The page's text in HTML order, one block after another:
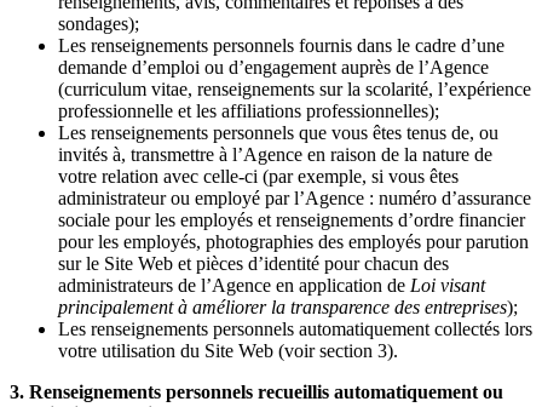
sondages);
Les renseignements personnels fournis dans le cadre d’une
demande d’emploi ou d’engagement auprès de l’Agence
(curriculum vitae, renseignements sur la scolarité, l’expérience
professionnelle et les affiliations professionnelles);
Les renseignements personnels que vous êtes tenus de, ou
invités à, transmettre à l’Agence en raison de la nature de
votre relation avec celle-ci (par exemple, si vous êtes
administrateur ou employé par l’Agence : numéro d’assurance
sociale pour les employés et renseignements d’ordre financier
pour les employés, photographies des employés pour parution
sur le Site Web et pièces d’identité pour chacun des
administrateurs de l’Agence en application de Loi visant
principalement à améliorer la transparence des entreprises);
Les renseignements personnels automatiquement collectés lors
votre utilisation du Site Web (voir section 3).
3. Renseignements personnels recueillis automatiquement ou